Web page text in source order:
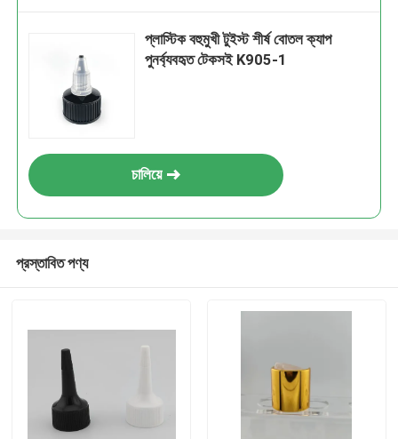
প্লাস্টিক বহুমুখী টুইস্ট শীর্ষ বোতল ক্যাপ
পুনর্ব্যবহৃত টেকসই K905-1
চালিয়ে
প্রস্তাবিত পণ্য